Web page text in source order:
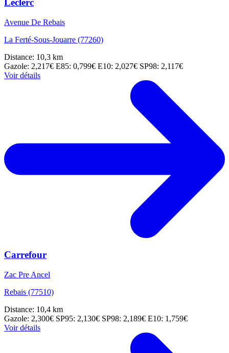
Leclerc
Avenue De Rebais
La Ferté-Sous-Jouarre (77260)
Distance: 10,3 km
Gazole: 2,217€ E85: 0,799€ E10: 2,027€ SP98: 2,117€
Voir détails
Carrefour
Zac Pre Ancel
Rebais (77510)
Distance: 10,4 km
Gazole: 2,300€ SP95: 2,130€ SP98: 2,189€ E10: 1,759€
Voir détails